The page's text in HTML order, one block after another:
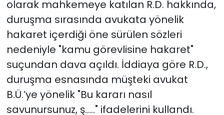
olarak mahkemeye katılan R.D. hakkında,
duruşma sırasında avukata yönelik
hakaret içerdiği öne sürülen sözleri
nedeniyle "kamu görevlisine hakaret"
suçundan dava açıldı. İddiaya göre R.D.,
duruşma esnasında müşteki avukat
B.Ü.’ye yönelik "Bu kararı nasıl
savunursunuz, ş….." ifadelerini kullandı.